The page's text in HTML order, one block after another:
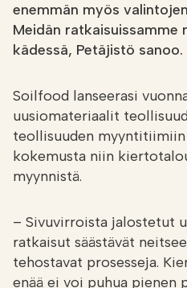
enemmän myös
Meidän ratkaisuissamme
kädessä, Petäjistö sanoo.
Soilfood lanseerasi
uusiomateriaalit
teollisuuden
kokemusta niin
myynnistä.
– Sivuvirroista jalostetut
ratkaisut säästävät
tehostavat prosesseja.
enää ei voi puhua pienen